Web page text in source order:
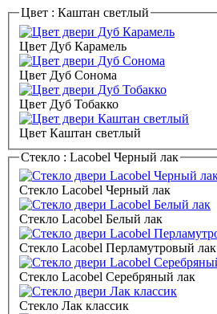
Цвет : Каштан светлый
Цвет Дуб Карамель
Цвет Дуб Сонома
Цвет Дуб Тобакко
Цвет Каштан светлый
Стекло : Lacobel Черный лак
Стекло Lacobel Черный лак
Стекло Lacobel Белый лак
Стекло Lacobel Перламутровый лак
Стекло Lacobel Серебряный лак
Стекло Лак классик